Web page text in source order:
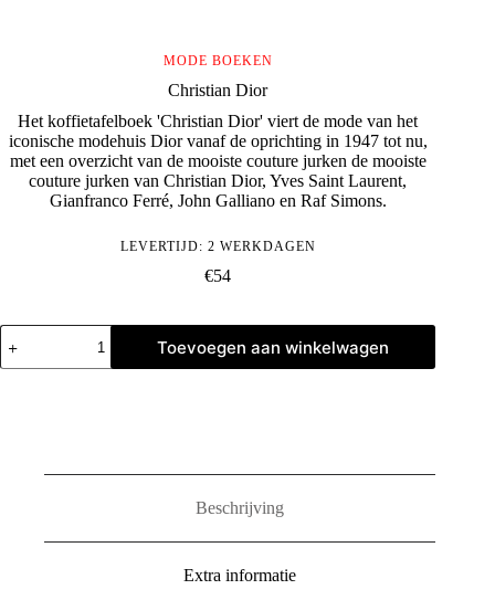
MODE BOEKEN
Christian Dior
Het koffietafelboek 'Christian Dior' viert de mode van het
iconische modehuis Dior vanaf de oprichting in 1947 tot nu,
met een overzicht van de mooiste couture jurken de mooiste
couture jurken van Christian Dior, Yves Saint Laurent,
Gianfranco Ferré, John Galliano en Raf Simons.
LEVERTIJD: 2 WERKDAGEN
€54
Christian
Dior
aantal
Toevoegen aan winkelwagen
Beschrijving
Extra informatie